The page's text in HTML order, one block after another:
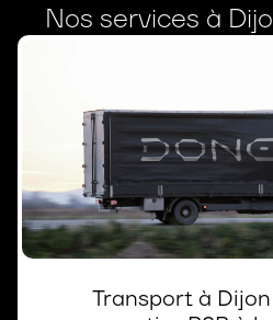
Nos services à
Transport à